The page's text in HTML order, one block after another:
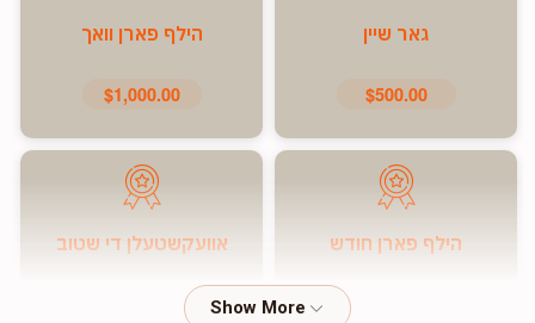
גאר שיין
$500.00
הילף פארן וואך
$1,000.00
הילף פארן חודש אוועקשטעלן די שטוב